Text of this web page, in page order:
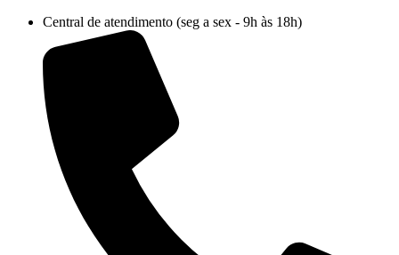
conteúdo
Central de atendimento (seg a sex - 9h às 18h)